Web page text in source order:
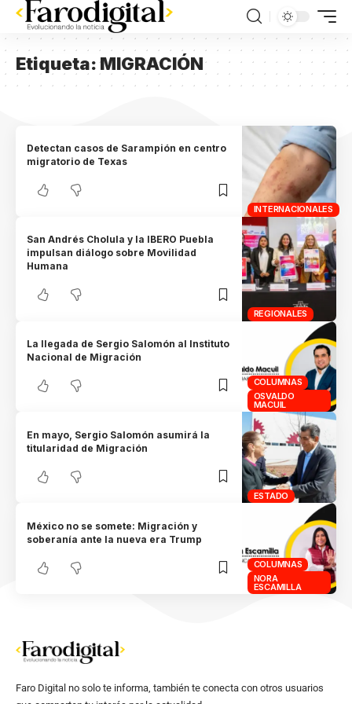
Etiqueta:MIGRACIÓN
INTERNACIONALES
Detectan casos de Sarampión en centro
migratorio de Texas
REGIONALES
San Andrés Cholula y la IBERO Puebla
impulsan diálogo sobre Movilidad
Humana
COLUMNAS
OSVALDO
MACUIL
La llegada de Sergio Salomón al Instituto
Nacional de Migración
ESTADO
En mayo, Sergio Salomón asumirá la
titularidad de Migración
COLUMNAS
NORA
ESCAMILLA
México no se somete: Migración y
soberanía ante la nueva era Trump
Faro Digital no solo te informa, también te conecta con otros usuarios